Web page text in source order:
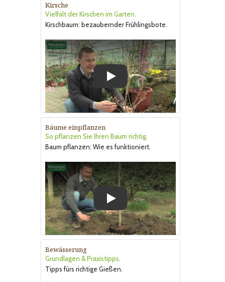
Kirsche
Vielfalt der Kirschen im Garten.
Kirschbaum: bezaubernder Frühlingsbote.
Play
Bäume einpflanzen
So pflanzen Sie Ihren Baum richtig.
Baum pflanzen: Wie es funktioniert.
Play
Bewässerung
Grundlagen & Praxistipps.
Tipps fürs richtige Gießen.